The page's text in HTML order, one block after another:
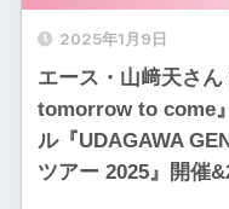
2025年1月9日
エース・山﨑天さ
tomorrow to come
ル『UDAGAWA
ツアー 2025』開催